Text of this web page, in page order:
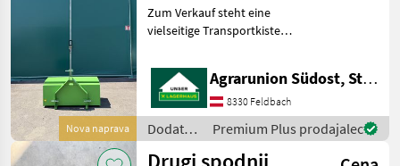
Nova naprava
Zum Verkauf steht eine
vielseitige Transportkiste
polnischen Marke Stekro,
angeboten als
Neumaschine. Dieses
Modell ist ein
hervorragendes Beispiel
Agrarunion Südost, Standort Gniebing
8330 Feldbach
Dodatna
oprema
Premium Plus prodajalec